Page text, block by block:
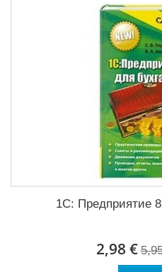
1С: Предприятие
2,98 €